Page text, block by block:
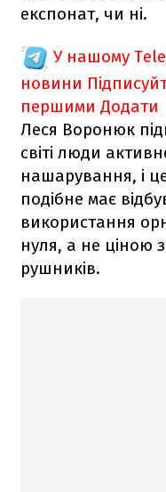
експонат, чи ні.
У нашому
новини
першими Додати
Леся Воронюк
світі люди
нашарування, і
подібне має
використання
нуля, а не ціною
рушників.